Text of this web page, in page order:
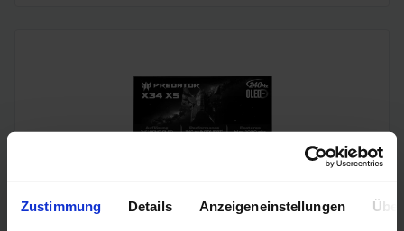
Zustimmung Details Anzeigeneinstellungen
Acer Predator Ultrawide (240Hz, UWQHD, QD-OLED,